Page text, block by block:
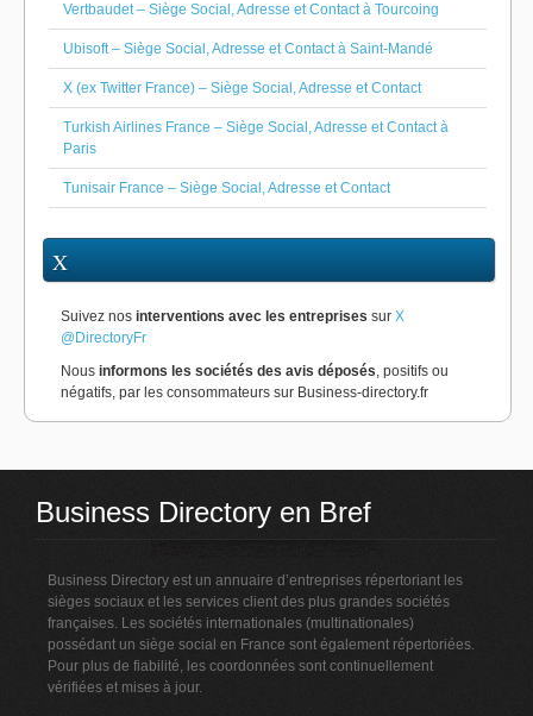
Vertbaudet – Siège Social, Adresse et Contact à Tourcoing
Ubisoft – Siège Social, Adresse et Contact à Saint-Mandé
X (ex Twitter France) – Siège Social, Adresse et Contact
Turkish Airlines France – Siège Social, Adresse et Contact à
Paris
Tunisair France – Siège Social, Adresse et Contact
X
Suivez nos interventions avec les entreprises sur X
@DirectoryFr
Nous informons les sociétés des avis déposés, positifs ou
négatifs, par les consommateurs sur Business-directory.fr
Business Directory en Bref
Business Directory est un annuaire d’entreprises répertoriant les
sièges sociaux et les services client des plus grandes sociétés
françaises. Les sociétés internationales (multinationales)
possédant un siège social en France sont également répertoriées.
Pour plus de fiabilité, les coordonnées sont continuellement
vérifiées et mises à jour.